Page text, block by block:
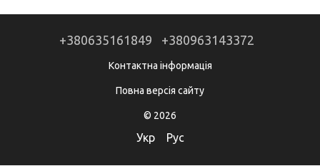
+380635161849 +380963143372
Контактна інформація
Повна версія сайту
© 2026
Укр Рус